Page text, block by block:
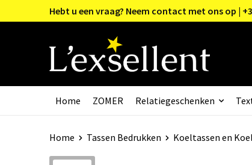
Hebt u een vraag? Neem contact met ons op |
Home ZOMER Relatiegeschenken
Home Tassen Bedrukken Koeltassen en